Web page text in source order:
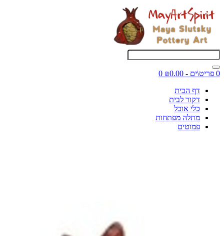
0 פריט\ים - ₪0.00
0
דף הבית
דקור לבית
כלי אוכל
מתלה מפתחות
פמוטים